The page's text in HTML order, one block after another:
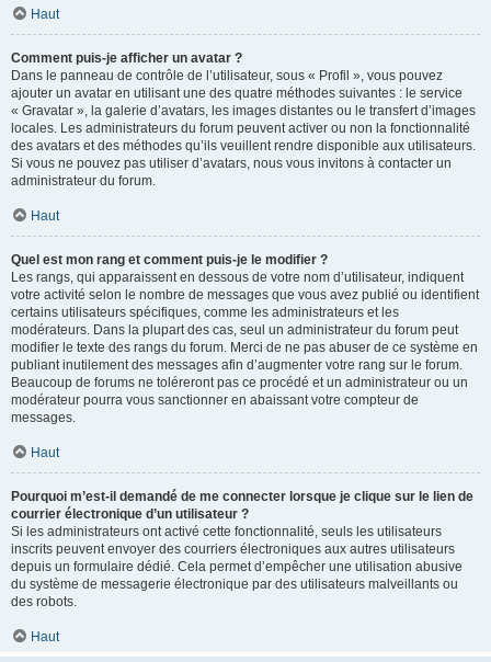
Haut
Comment puis-je afficher un avatar ?
Dans le panneau de contrôle de l’utilisateur, sous « Profil », vous pouvez
ajouter un avatar en utilisant une des quatre méthodes suivantes : le service
« Gravatar », la galerie d’avatars, les images distantes ou le transfert d’images
locales. Les administrateurs du forum peuvent activer ou non la fonctionnalité
des avatars et des méthodes qu’ils veuillent rendre disponible aux utilisateurs.
Si vous ne pouvez pas utiliser d’avatars, nous vous invitons à contacter un
administrateur du forum.
Haut
Quel est mon rang et comment puis-je le modifier ?
Les rangs, qui apparaissent en dessous de votre nom d’utilisateur, indiquent
votre activité selon le nombre de messages que vous avez publié ou identifient
certains utilisateurs spécifiques, comme les administrateurs et les
modérateurs. Dans la plupart des cas, seul un administrateur du forum peut
modifier le texte des rangs du forum. Merci de ne pas abuser de ce système en
publiant inutilement des messages afin d’augmenter votre rang sur le forum.
Beaucoup de forums ne toléreront pas ce procédé et un administrateur ou un
modérateur pourra vous sanctionner en abaissant votre compteur de
messages.
Haut
Pourquoi m’est-il demandé de me connecter lorsque je clique sur le lien de
courrier électronique d’un utilisateur ?
Si les administrateurs ont activé cette fonctionnalité, seuls les utilisateurs
inscrits peuvent envoyer des courriers électroniques aux autres utilisateurs
depuis un formulaire dédié. Cela permet d’empêcher une utilisation abusive
du système de messagerie électronique par des utilisateurs malveillants ou
des robots.
Haut